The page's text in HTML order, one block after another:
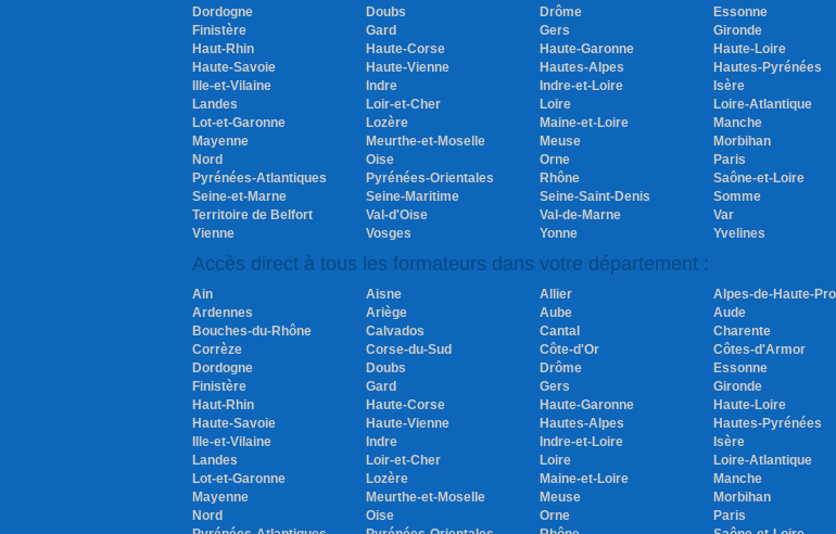
Dordogne
Doubs Drôme Essonne
Finistère
Gard Gers Gironde
Haut-Rhin
Haute-Corse Haute-Garonne Haute-Loire
Haute-Savoie
Haute-Vienne Hautes-Alpes Hautes-Pyrénées
Ille-et-Vilaine
Indre Indre-et-Loire Isère
Landes
Loir-et-Cher Loire Loire-Atlantique
Lot-et-Garonne
Lozère Maine-et-Loire Manche
Mayenne
Meurthe-et-Moselle Meuse Morbihan
Nord
Oise Orne Paris
Pyrénées-Atlantiques
Pyrénées-Orientales Rhône Saône-et-Loire
Seine-et-Marne
Seine-Maritime Seine-Saint-Denis Somme
Territoire de Belfort
Val-d'Oise Val-de-Marne Var
Vienne
Vosges Yonne Yvelines
Accès direct à tous les formateurs dans votre département :
Ain Aisne Allier Alpes-de-Haute-
Ardennes
Ariège Aube Aude
Bouches-du-Rhône
Calvados Cantal Charente
Corrèze
Corse-du-Sud Côte-d'Or Côtes-d'Armor
Dordogne
Doubs Drôme Essonne
Finistère
Gard Gers Gironde
Haut-Rhin
Haute-Corse Haute-Garonne Haute-Loire
Haute-Savoie
Haute-Vienne Hautes-Alpes Hautes-Pyrénées
Ille-et-Vilaine
Indre Indre-et-Loire Isère
Landes
Loir-et-Cher Loire Loire-Atlantique
Lot-et-Garonne
Lozère Maine-et-Loire Manche
Mayenne
Meurthe-et-Moselle Meuse Morbihan
Nord
Oise Orne Paris